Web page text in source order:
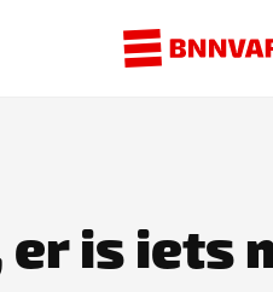
er is iets